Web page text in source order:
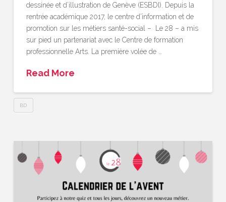
dessinée et d’illustration de Genève (ESBDI). Depuis la
rentrée académique 2017, le centre d’information et de
promotion sur les métiers santé-social – Le 28 – a mis
sur pied un partenariat avec le Centre de formation
professionnelle Arts. La première volée de …
Read More
BD